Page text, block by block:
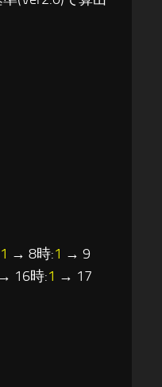
1 → 8時:1 → 9
→ 16時:1 → 17